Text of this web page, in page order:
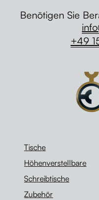
Tische
Höhenverstellbare
Schreibtische
Zubehör
Benötigen Sie
+49